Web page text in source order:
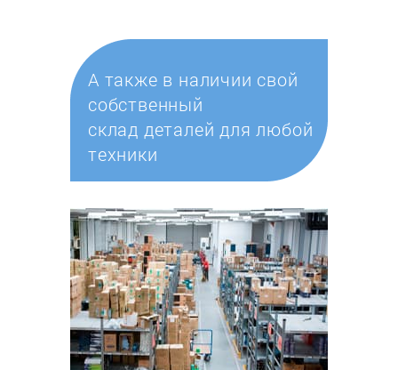
А также в наличии свой
собственный
склад деталей для любой
техники